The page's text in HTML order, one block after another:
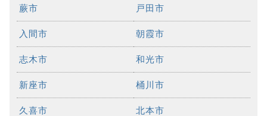
蕨市 戸田市
入間市 朝霞市
志木市 和光市
新座市 桶川市
久喜市 北本市